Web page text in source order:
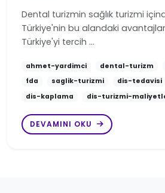
Dental turizmin sağlık turizmi
Türkiye'nin bu alandaki
Türkiye'yi tercih …
ahmet-yardimci dental-turizm
fda
saglik-turizmi dis-tedavisi
dis-kaplama
dis-turizmi-
DEVAMINI OKU